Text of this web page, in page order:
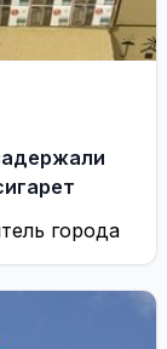
города